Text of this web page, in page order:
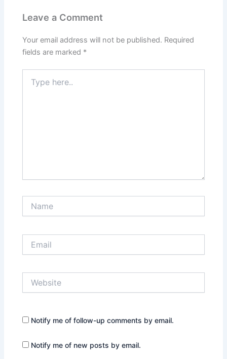
Leave a Comment
Your email address will not be published. Required
fields are marked *
here..
Notify me of follow-up comments by email.
Notify me of new posts by email.